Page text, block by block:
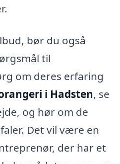
bør du også
til
om deres erfaring
i Hadsten, se
og hør om de
Det vil være en
der har et